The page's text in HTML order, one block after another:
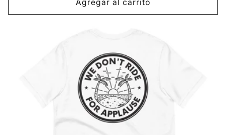
Agregar al carrito